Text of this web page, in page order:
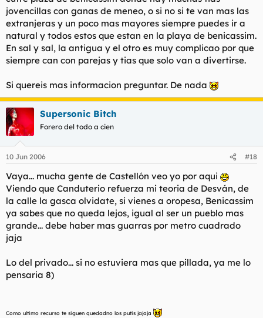
jovencillas con ganas de meneo, o si no si te van mas las
extranjeras y un poco mas mayores siempre puedes ir a
natural y todos estos que estan en la playa de benicassim.
En sal y sal, la antigua y el otro es muy complicao por que
siempre can con parejas y tias que solo van a divertirse.
Si quereis mas informacion preguntar. De nada
Supersonic Bitch
Forero del todo a cien
10 Jun 2006 #18
Vaya... mucha gente de Castellón veo yo por aqui
Viendo que Canduterio refuerza mi teoria de Desván, de
la calle la gasca olvidate, si vienes a oropesa, Benicassim
ya sabes que no queda lejos, igual al ser un pueblo mas
grande... debe haber mas guarras por metro cuadrado
jaja
Lo del privado... si no estuviera mas que pillada, ya me lo
pensaria 8)
Como ultimo recurso te siguen quedadno los putis jajaja